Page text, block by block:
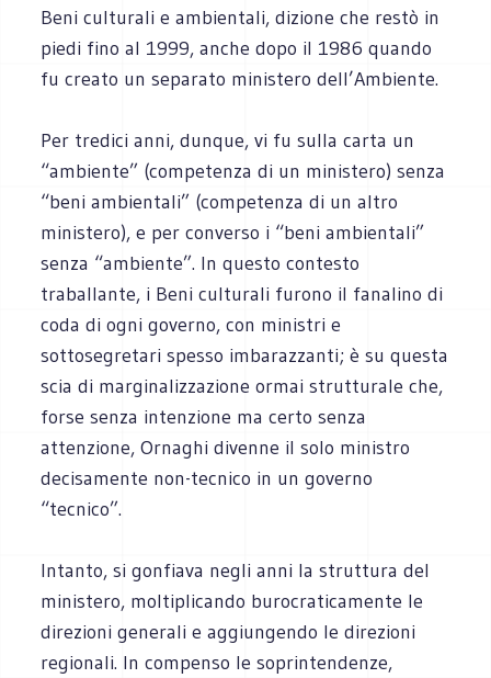
Beni culturali e ambientali, dizione che restò in
piedi fino al 1999, anche dopo il 1986 quando
fu creato un separato ministero dell’Ambiente.
Per tredici anni, dunque, vi fu sulla carta un
“ambiente” (competenza di un ministero) senza
“beni ambientali” (competenza di un altro
ministero), e per converso i “beni ambientali”
senza “ambiente”. In questo contesto
traballante, i Beni culturali furono il fanalino di
coda di ogni governo, con ministri e
sottosegretari spesso imbarazzanti; è su questa
scia di marginalizzazione ormai strutturale che,
forse senza intenzione ma certo senza
attenzione, Ornaghi divenne il solo ministro
decisamente non-tecnico in un governo
“tecnico”.
Intanto, si gonfiava negli anni la struttura del
ministero, moltiplicando burocraticamente le
direzioni generali e aggiungendo le direzioni
regionali. In compenso le soprintendenze,